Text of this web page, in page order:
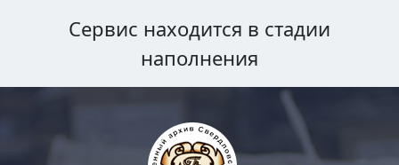
Сервис находится в стадии
наполнения